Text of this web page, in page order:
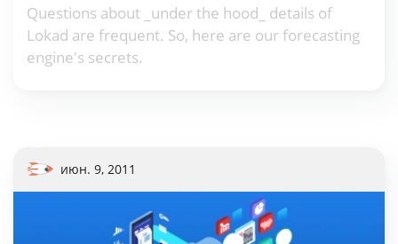
Questions about _under the hood_ details of
Lokad are frequent. So, here are our forecasting
engine's secrets.
июн. 9, 2011